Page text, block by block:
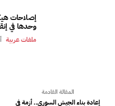
إصلاحات
وحدها في
ملفات عربية
المقالة القادمة
إعادة بناء الجيش السوري.. أزمة في